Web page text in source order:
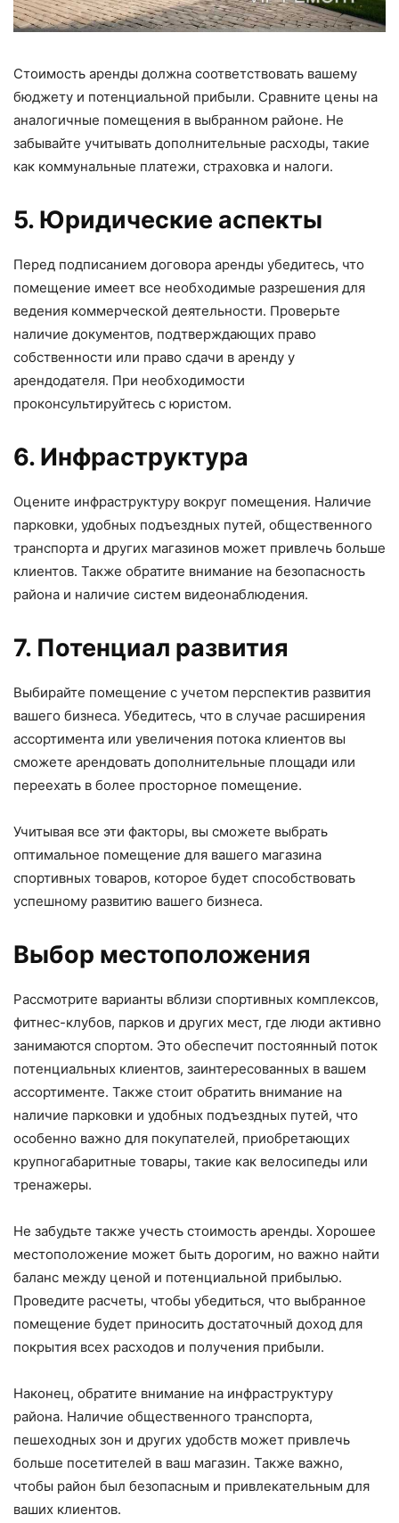
Стоимость аренды должна соответствовать вашему
бюджету и потенциальной прибыли. Сравните цены на
аналогичные помещения в выбранном районе. Не
забывайте учитывать дополнительные расходы, такие
как коммунальные платежи, страховка и налоги.
5. Юридические аспекты
Перед подписанием договора аренды убедитесь, что
помещение имеет все необходимые разрешения для
ведения коммерческой деятельности. Проверьте
наличие документов, подтверждающих право
собственности или право сдачи в аренду у
арендодателя. При необходимости
проконсультируйтесь с юристом.
6. Инфраструктура
Оцените инфраструктуру вокруг помещения. Наличие
парковки, удобных подъездных путей, общественного
транспорта и других магазинов может привлечь больше
клиентов. Также обратите внимание на безопасность
района и наличие систем видеонаблюдения.
7. Потенциал развития
Выбирайте помещение с учетом перспектив развития
вашего бизнеса. Убедитесь, что в случае расширения
ассортимента или увеличения потока клиентов вы
сможете арендовать дополнительные площади или
переехать в более просторное помещение.
Учитывая все эти факторы, вы сможете выбрать
оптимальное помещение для вашего магазина
спортивных товаров, которое будет способствовать
успешному развитию вашего бизнеса.
Выбор местоположения
Рассмотрите варианты вблизи спортивных комплексов,
фитнес-клубов, парков и других мест, где люди активно
занимаются спортом. Это обеспечит постоянный поток
потенциальных клиентов, заинтересованных в вашем
ассортименте. Также стоит обратить внимание на
наличие парковки и удобных подъездных путей, что
особенно важно для покупателей, приобретающих
крупногабаритные товары, такие как велосипеды или
тренажеры.
Не забудьте также учесть стоимость аренды. Хорошее
местоположение может быть дорогим, но важно найти
баланс между ценой и потенциальной прибылью.
Проведите расчеты, чтобы убедиться, что выбранное
помещение будет приносить достаточный доход для
покрытия всех расходов и получения прибыли.
Наконец, обратите внимание на инфраструктуру
района. Наличие общественного транспорта,
пешеходных зон и других удобств может привлечь
больше посетителей в ваш магазин. Также важно,
чтобы район был безопасным и привлекательным для
ваших клиентов.